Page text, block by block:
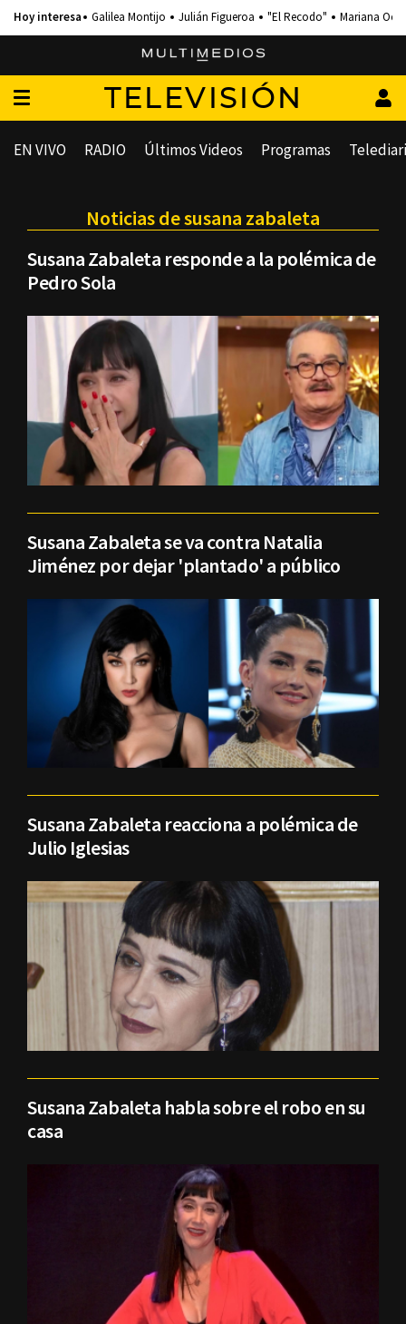
Galilea Montijo Julián Figueroa "El Recodo" Mariana
TELEVISIÓN
EN VIVO RADIO Últimos Videos Programas
Noticias de susana zabaleta
Susana Zabaleta responde a la polémica de
Pedro Sola
Susana Zabaleta se va contra Natalia
Jiménez por dejar 'plantado' a público
Susana Zabaleta reacciona a polémica de
Julio Iglesias
Susana Zabaleta habla sobre el robo en su
casa